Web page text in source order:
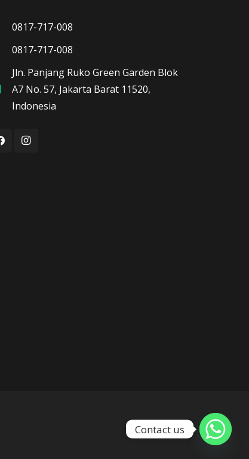
0817-717-008
0817-717-008
Jln. Panjang Ruko Green Garden Blok
A7 No. 57, Jakarta Barat 11520,
Indonesia
Contact us